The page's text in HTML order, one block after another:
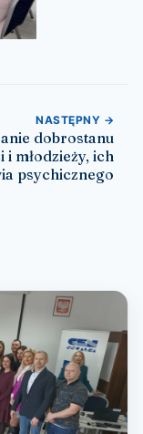
NASTĘPNY →
dobrostanu
i młodzieży, ich
psychicznego